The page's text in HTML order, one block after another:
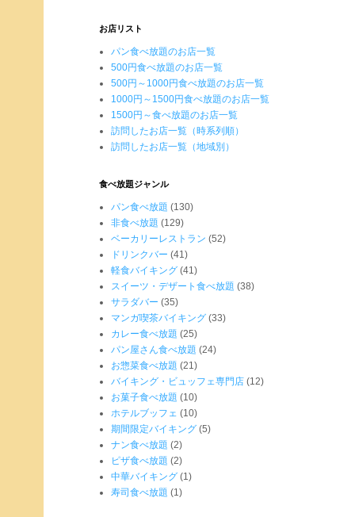
お店リスト
パン食べ放題のお店一覧
500円食べ放題のお店一覧
500円～1000円食べ放題のお店一覧
1000円～1500円食べ放題のお店一覧
1500円～食べ放題のお店一覧
訪問したお店一覧（時系列順）
訪問したお店一覧（地域別）
食べ放題ジャンル
パン食べ放題 (130)
非食べ放題 (129)
ベーカリーレストラン (52)
ドリンクバー (41)
軽食バイキング (41)
スイーツ・デザート食べ放題 (38)
サラダバー (35)
マンガ喫茶バイキング (33)
カレー食べ放題 (25)
パン屋さん食べ放題 (24)
お惣菜食べ放題 (21)
バイキング・ビュッフェ専門店 (12)
お菓子食べ放題 (10)
ホテルブッフェ (10)
期間限定バイキング (5)
ナン食べ放題 (2)
ピザ食べ放題 (2)
中華バイキング (1)
寿司食べ放題 (1)